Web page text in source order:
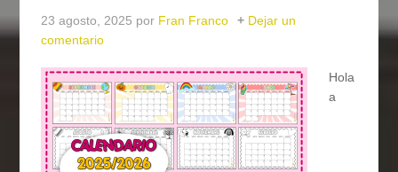
23 agosto, 2025 por Fran Franco
Dejar un
comentario
Hola
a